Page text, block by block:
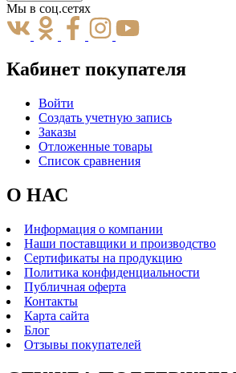
Мы в соц.сетях
Кабинет покупателя
Войти
Создать учетную запись
Заказы
Отложенные товары
Список сравнения
О НАС
Информация о компании
Наши поставщики и производство
Сертификаты на продукцию
Политика конфиденциальности
Публичная оферта
Контакты
Карта сайта
Блог
Отзывы покупателей